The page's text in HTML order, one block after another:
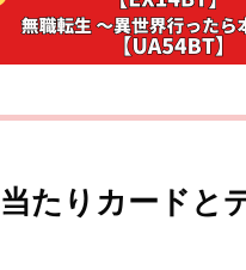
たりカードと